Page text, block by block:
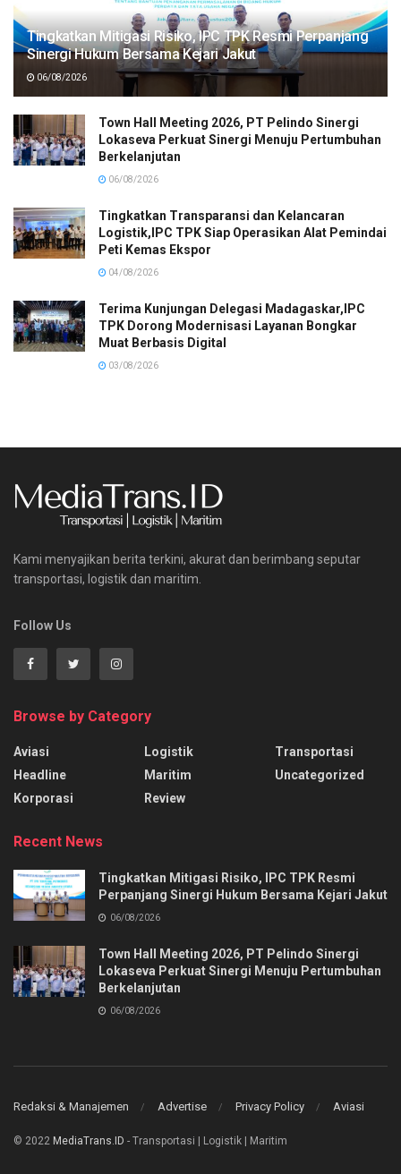
Tingkatkan Mitigasi Risiko, IPC TPK Resmi Perpanjang
Sinergi Hukum Bersama Kejari Jakut
06/08/2026
Town Hall Meeting 2026, PT Pelindo Sinergi
Lokaseva Perkuat Sinergi Menuju Pertumbuhan
Berkelanjutan
06/08/2026
Tingkatkan Transparansi dan Kelancaran
Logistik,IPC TPK Siap Operasikan Alat Pemindai
Peti Kemas Ekspor
04/08/2026
Terima Kunjungan Delegasi Madagaskar,IPC
TPK Dorong Modernisasi Layanan Bongkar
Muat Berbasis Digital
03/08/2026
Kami menyajikan berita terkini, akurat dan berimbang seputar
transportasi, logistik dan maritim.
Follow Us
Browse by Category
Aviasi
Headline
Korporasi
Logistik
Maritim
Review
Transportasi
Uncategorized
Recent News
Tingkatkan Mitigasi Risiko, IPC TPK Resmi
Perpanjang Sinergi Hukum Bersama Kejari Jakut
06/08/2026
Town Hall Meeting 2026, PT Pelindo Sinergi
Lokaseva Perkuat Sinergi Menuju Pertumbuhan
Berkelanjutan
06/08/2026
Redaksi & Manajemen Advertise Privacy Policy Aviasi
© 2022 MediaTrans.ID - Transportasi | Logistik | Maritim